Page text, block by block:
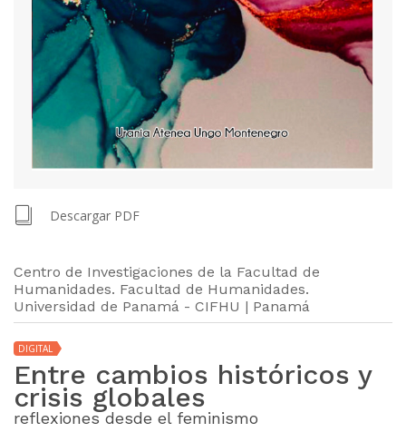
Descargar PDF
Centro de Investigaciones de la Facultad de
Humanidades. Facultad de Humanidades.
Universidad de Panamá - CIFHU | Panamá
DIGITAL
Entre cambios históricos y
crisis globales
reflexiones desde el feminismo